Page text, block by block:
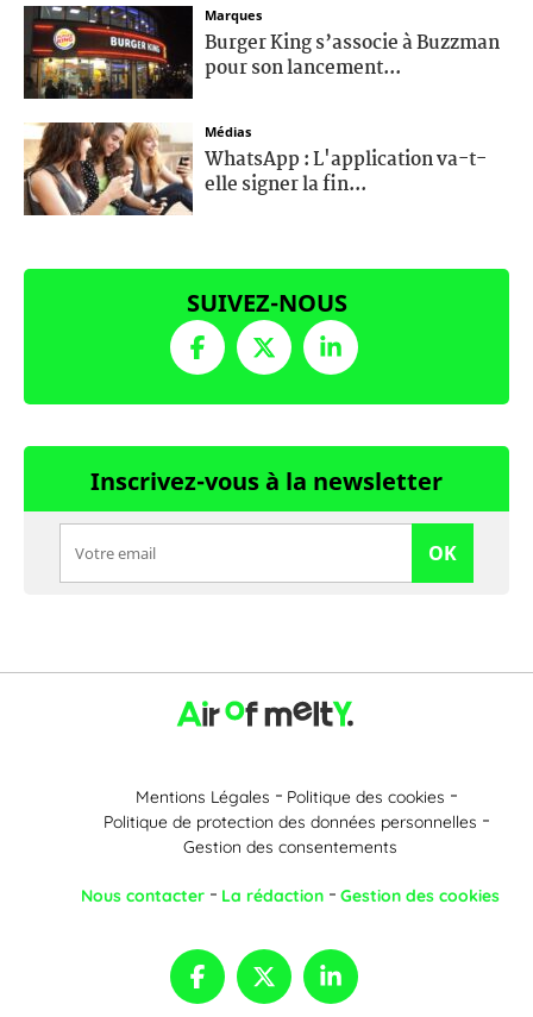
Marques
Burger King s’associe à Buzzman
pour son lancement...
Médias
WhatsApp : L'application va-t-
elle signer la fin...
SUIVEZ-NOUS
Inscrivez-vous à la newsletter
OK
Mentions Légales
Politique des cookies
Politique de protection des données personnelles
Gestion des consentements
Nous contacter La rédaction Gestion des cookies